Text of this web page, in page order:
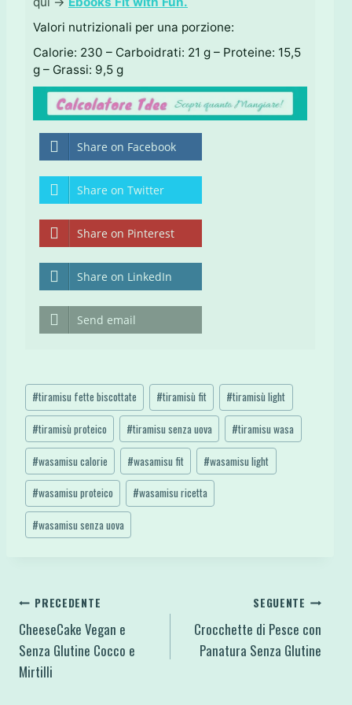
Valori nutrizionali per una porzione:
Calorie: 230 – Carboidrati: 21 g – Proteine: 15,5
g – Grassi: 9,5 g
Share on Facebook
Share on Twitter
Share on Pinterest
Share on LinkedIn
Send email
Tag
articolo:
#tiramisu fette biscottate #tiramisù fit #tiramisù light
#tiramisù proteico #tiramisu senza uova #tiramisu wasa
#wasamisu calorie #wasamisu fit #wasamisu light
#wasamisu proteico #wasamisu ricetta
#wasamisu senza uova
Navigazione
articoli
PRECEDENTE
CheeseCake Vegan e
Senza Glutine Cocco e
Mirtilli
SEGUENTE
Crocchette di Pesce con
Panatura Senza Glutine